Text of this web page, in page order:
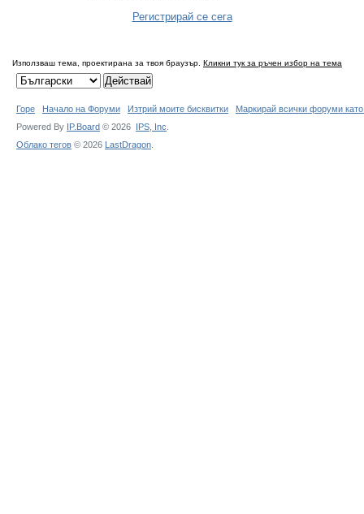
Регистрирай се сега
Използваш тема, проектирана за твоя браузър. Кликни тук за ръчен избор на тема
Горе Начало на Форуми Изтрий моите бисквитки
Маркирай всички форуми
Powered By
IP.Board © 2026 IPS, Inc
Облако тегов © 2026 LastDragon